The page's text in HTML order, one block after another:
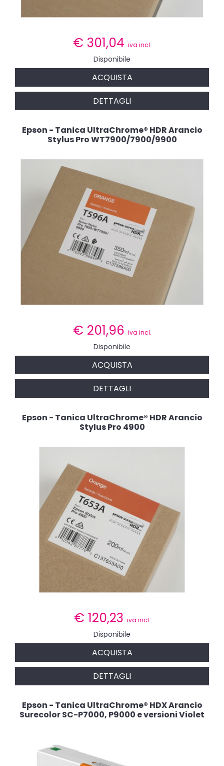
€ 301,04 iva incl.
Disponibile
ACQUISTA
DETTAGLI
Epson - Tanica UltraChrome® HDR Arancio
Stylus Pro WT7900/7900/9900
€ 201,96 iva incl.
Disponibile
ACQUISTA
DETTAGLI
Epson - Tanica UltraChrome® HDR Arancio
Stylus Pro 4900
€ 120,23 iva incl.
Disponibile
ACQUISTA
DETTAGLI
Epson - Tanica UltraChrome® HDX Arancio
Surecolor SC-P7000, P9000 e versioni Violet